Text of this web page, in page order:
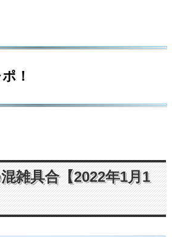
！
雑具合【2022年1月1